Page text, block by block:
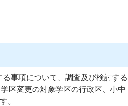
事項について、調査及び検討する
区変更の対象学区の行政区、小中
。